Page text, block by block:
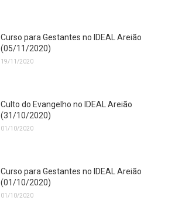
Curso para Gestantes no IDEAL Areião
(05/11/2020)
19/11/2020
Culto do Evangelho no IDEAL Areião
(31/10/2020)
01/10/2020
Curso para Gestantes no IDEAL Areião
(01/10/2020)
01/10/2020